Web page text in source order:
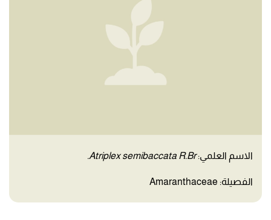
الاسم العلمي:Atriplex semibaccata R.Br.
الفصيلة: Amaranthaceae